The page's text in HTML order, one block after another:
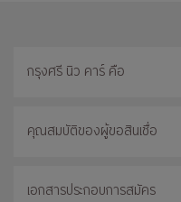
กรุงศรี นิว คาร์ คือ
คุณสมบัติของผู้ขอสินเชื่อ
เอกสารประกอบการสมัคร